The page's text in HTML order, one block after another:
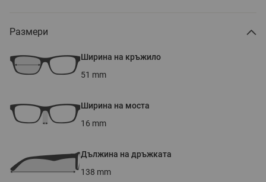
Размери
Ширина на кръжило
51 mm
Ширина на моста
16 mm
Дължина на дръжката
138 mm